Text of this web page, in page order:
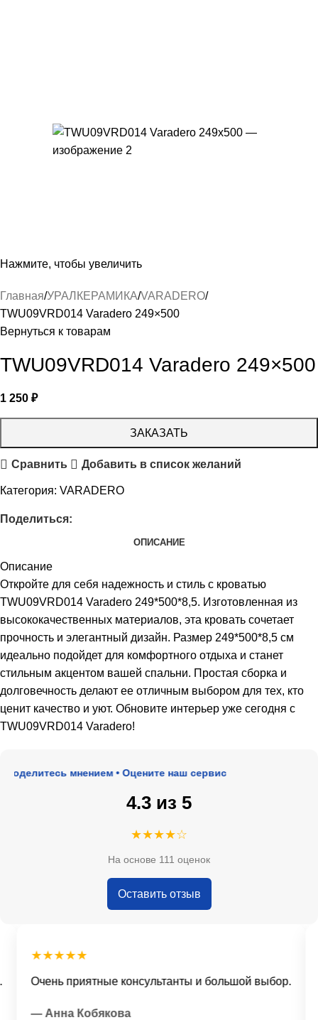
Нажмите, чтобы увеличить
Главная УРАЛКЕРАМИКА VARADERO
TWU09VRD014 Varadero 249×500
Вернуться к товарам
TWU09VRD014 Varadero 249×500
1 250 ₽
ЗАКАЗАТЬ
Сравнить Добавить в список желаний
Категория: VARADERO
Поделиться:
ОПИСАНИЕ
Описание
Откройте для себя надежность и стиль с кроватью
TWU09VRD014 Varadero 249*500*8,5. Изготовленная из
высококачественных материалов, эта кровать сочетает
прочность и элегантный дизайн. Размер 249*500*8,5 см
идеально подойдет для комфортного отдыха и станет
стильным акцентом вашей спальни. Простая сборка и
долговечность делают ее отличным выбором для тех, кто
ценит качество и уют. Обновите интерьер уже сегодня с
TWU09VRD014 Varadero!
мнением • Оцените наш сервис
4.3 из 5
★★★★☆
На основе 111 оценок
Оставить отзыв
★★★★★
Очень приятные консультанты и большой выбор.
— Анна Кобякова